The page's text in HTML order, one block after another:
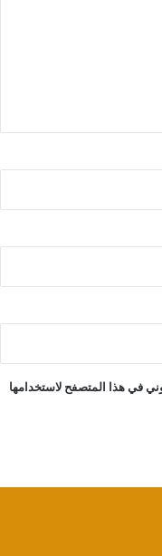
في هذا المتصفح لاستخدامها